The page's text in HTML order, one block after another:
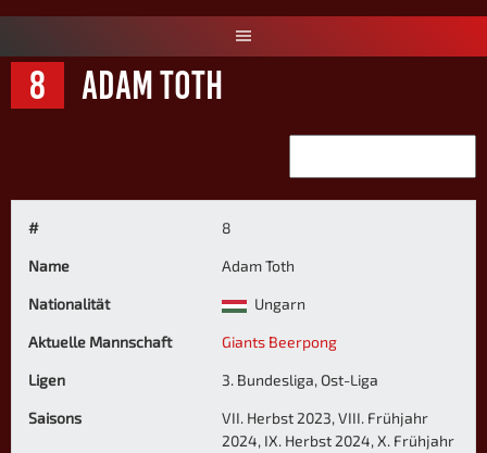
8 Adam Toth
# 8
Name Adam Toth
Nationalität Ungarn
Aktuelle Mannschaft Giants Beerpong
Ligen 3. Bundesliga, Ost-Liga
Saisons
VII. Herbst 2023, VIII. Frühjahr
2024, IX. Herbst 2024, X. Frühjahr